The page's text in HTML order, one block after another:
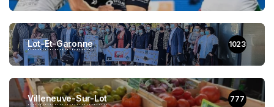
Lot-Et-Garonne 1023
Villeneuve-Sur-Lot 777